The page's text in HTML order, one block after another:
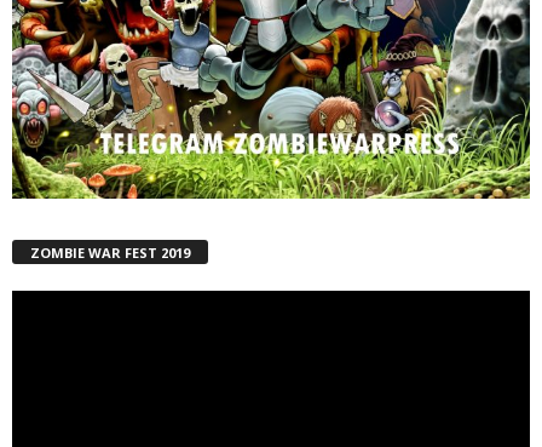
ZOMBIE WAR FEST 2019